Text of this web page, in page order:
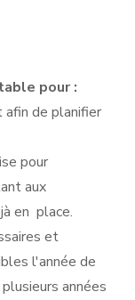
pour :
afin de planifier
pour
aux
en place.
et
l'année de
années